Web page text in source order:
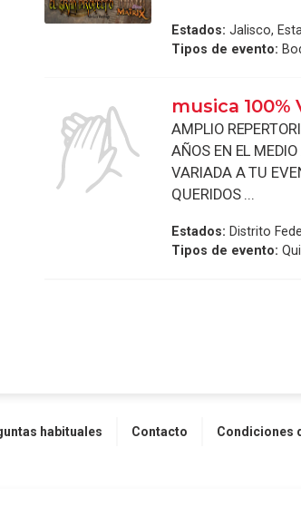
Estados: Jalisco,
Tipos de evento:
musica 100%
AMPLIO
AÑOS EN EL
VARIADA A TU
QUERIDOS ...
Estados: Distrito
Tipos de evento:
habituales Contacto Condiciones